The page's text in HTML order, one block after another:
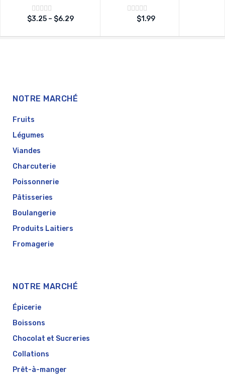
Note
$3.25– $6.29
Note
sur
$1.99
NOTRE MARCHÉ
Fruits
Légumes
Viandes
Charcuterie
Poissonnerie
Pâtisseries
Boulangerie
Produits Laitiers
Fromagerie
NOTRE MARCHÉ
Épicerie
Boissons
Chocolat et Sucreries
Collations
Prêt-à-manger